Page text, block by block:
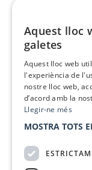
Aquest lloc
galetes
Aquest lloc web
l'experiència de
nostre lloc web,
d’acord amb la
Llegir-ne més
MOSTRA TOTS